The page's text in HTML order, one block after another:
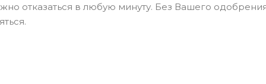
отказаться в любую минуту. Без Вашего